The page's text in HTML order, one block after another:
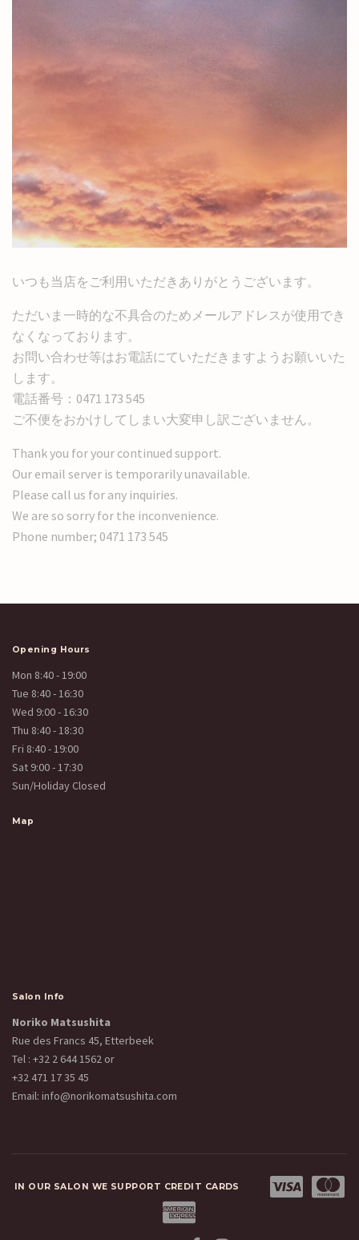
いつも当店をご利用いただきありがとうございます。
ただいま一時的な不具合のためメールアドレスが使用でき
なくなっております。
お問い合わせ等はお電話にていただきますようお願いいた
します。
電話番号：0471 173 545
ご不便をおかけしてしまい大変申し訳ございません。
Thank you for your continued support.
Our email server is temporarily unavailable.
Please call us for any inquiries.
We are so sorry for the inconvenience.
Phone number; 0471 173 545
Opening Hours
Mon 8:40 - 19:00
Tue 8:40 - 16:30
Wed 9:00 - 16:30
Thu 8:40 - 18:30
Fri 8:40 - 19:00
Sat 9:00 - 17:30
Sun/Holiday Closed
Map
Salon Info
Noriko Matsushita
Rue des Francs 45, Etterbeek
Tel : +32 2 644 1562 or
+32 471 17 35 45
Email: info@norikomatsushita.com
IN OUR SALON WE SUPPORT CREDIT CARDS